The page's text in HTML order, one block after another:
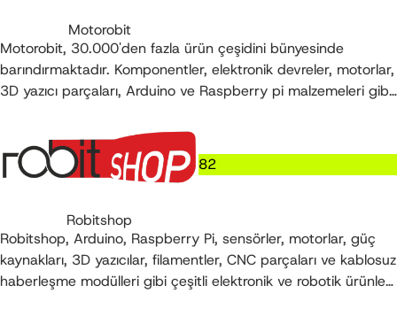
Motorobit
Motorobit, 30.000'den fazla ürün çeşidini bünyesinde
barındırmaktadır. Komponentler, elektronik devreler, motorlar,
3D yazıcı parçaları, Arduino ve Raspberry pi malzemeleri gibi
Robitshop
82
Robitshop, Arduino, Raspberry Pi, sensörler, motorlar, güç
kaynakları, 3D yazıcılar, filamentler, CNC parçaları ve kablosuz
haberleşme modülleri gibi çeşitli elektronik ve robotik ürünler